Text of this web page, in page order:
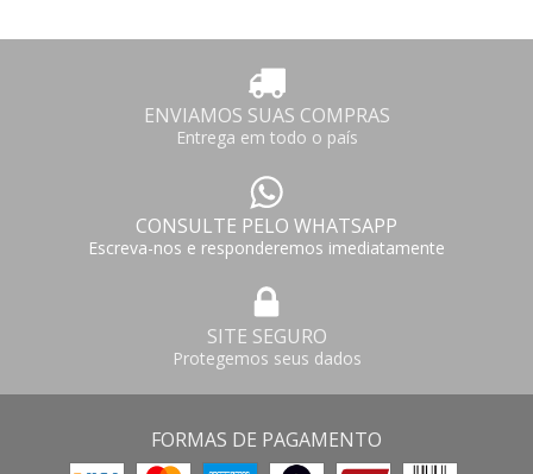
ENVIAMOS SUAS COMPRAS
Entrega em todo o país
CONSULTE PELO WHATSAPP
Escreva-nos e responderemos imediatamente
SITE SEGURO
Protegemos seus dados
FORMAS DE PAGAMENTO